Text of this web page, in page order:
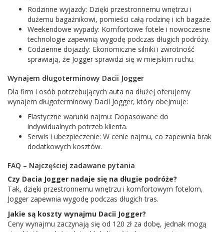
Rodzinne wyjazdy: Dzięki przestronnemu wnętrzu i
dużemu bagażnikowi, pomieści całą rodzinę i ich bagaże.
Weekendowe wypady: Komfortowe fotele i nowoczesne
technologie zapewnią wygodę podczas długich podróży.
Codzienne dojazdy: Ekonomiczne silniki i zwrotność
sprawiają, że Jogger sprawdzi się w miejskim ruchu.
Wynajem długoterminowy Dacii Jogger
Dla firm i osób potrzebujących auta na dłużej oferujemy
wynajem długoterminowy Dacii Jogger, który obejmuje:
Elastyczne warunki najmu: Dopasowane do
indywidualnych potrzeb klienta.
Serwis i ubezpieczenie: W cenie najmu, co zapewnia brak
dodatkowych kosztów.
FAQ – Najczęściej zadawane pytania
Czy Dacia Jogger nadaje się na długie podróże?
Tak, dzięki przestronnemu wnętrzu i komfortowym fotelom,
Jogger zapewnia wygodę podczas długich tras.
Jakie są koszty wynajmu Dacii Jogger?
Ceny wynajmu zaczynają się od 120 zł za dobę, jednak mogą